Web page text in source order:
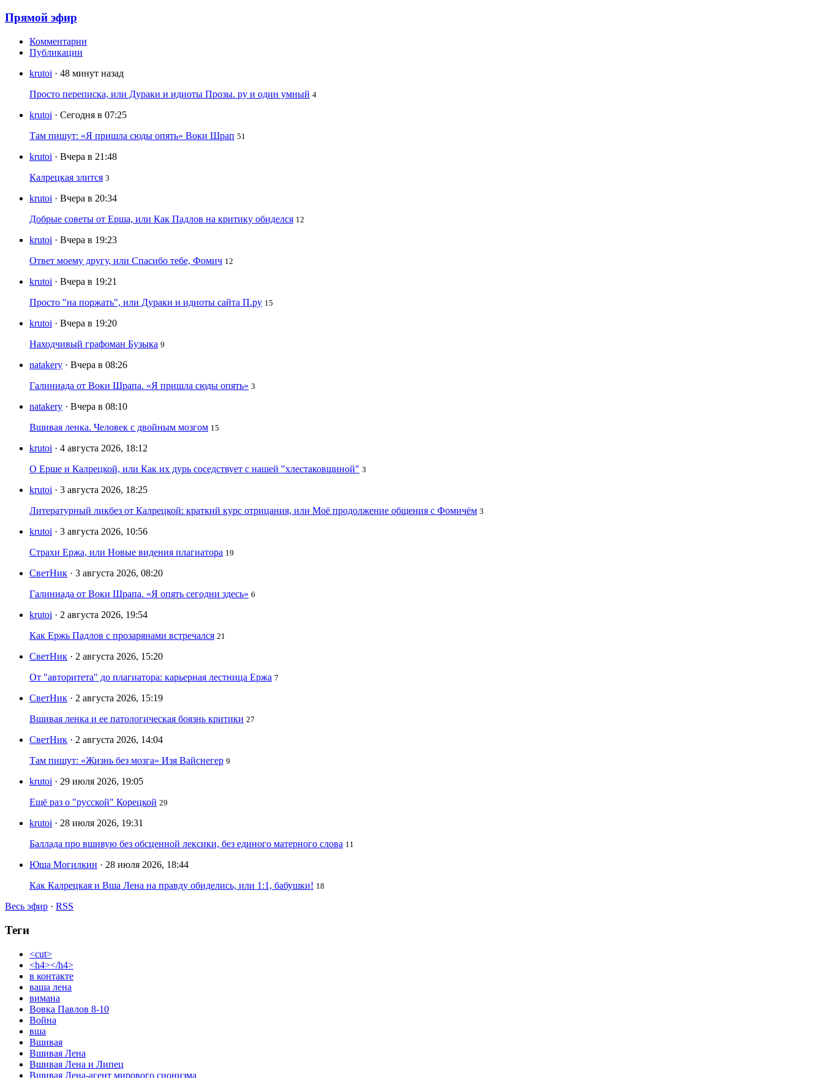
Прямой эфир
Комментарии
Публикации
krutoi · 48 минут назад
Просто переписка, или Дураки и идиоты Прозы. ру и один умный 4
krutoi · Сегодня в 07:25
Там пишут: «Я пришла сюды опять» Воки Шрап 51
krutoi · Вчера в 21:48
Калрецкая злится 3
krutoi · Вчера в 20:34
Добрые советы от Ерша, или Как Падлов на критику обиделся 12
krutoi · Вчера в 19:23
Ответ моему другу, или Спасибо тебе, Фомич 12
krutoi · Вчера в 19:21
Просто "на поржать", или Дураки и идиоты сайта П.ру 15
krutoi · Вчера в 19:20
Находчивый графоман Бузыка 9
natakery · Вчера в 08:26
Галиниада от Воки Шрапа. «Я пришла сюды опять» 3
natakery · Вчера в 08:10
Вшивая ленка. Человек с двойным мозгом 15
krutoi · 4 августа 2026, 18:12
О Ерше и Калрецкой, или Как их дурь соседствует с нашей "хлестаковщиной" 3
krutoi · 3 августа 2026, 18:25
Литературный ликбез от Калрецкой: краткий курс отрицания, или Моё продолжение общения с Фомичём 3
krutoi · 3 августа 2026, 10:56
Страхи Ержа, или Новые видения плагиатора 19
СветНик · 3 августа 2026, 08:20
Галиниада от Воки Шрапа. «Я опять сегодни здесь» 6
krutoi · 2 августа 2026, 19:54
Как Ержь Падлов с прозарянами встречался 21
СветНик · 2 августа 2026, 15:20
От "авторитета" до плагиатора: карьерная лестница Ержа 7
СветНик · 2 августа 2026, 15:19
Вшивая ленка и ее патологическая боязнь критики 27
СветНик · 2 августа 2026, 14:04
Там пишут: «Жизнь без мозга» Изя Вайснегер 9
krutoi · 29 июля 2026, 19:05
Ещё раз о "русской" Корецкой 29
krutoi · 28 июля 2026, 19:31
Баллада про вшивую без обсценной лексики, без единого матерного слова 11
Юша Могилкин · 28 июля 2026, 18:44
Как Калрецкая и Вша Лена на правду обиделись, или 1:1, бабушки! 18
Весь эфир · RSS
Теги
<cut>
<h4></h4>
в контакте
ваша лена
вимана
Вовка Павлов 8-10
Война
вша
Вшивая
Вшивая Лена
Вшивая Лена и Липец
Вшивая Лена-агент мирового сионизма